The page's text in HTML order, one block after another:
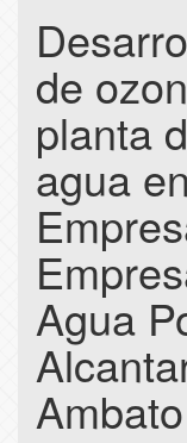
de
planta
agua
Agua